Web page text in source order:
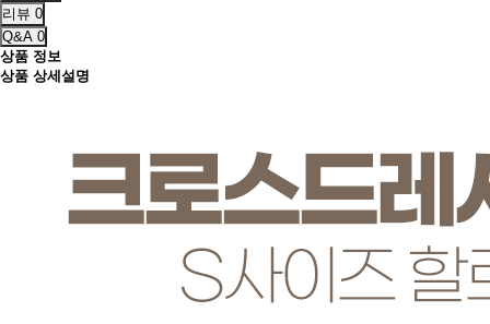
리뷰 0
Q&A 0
상품 정보
상품 상세설명